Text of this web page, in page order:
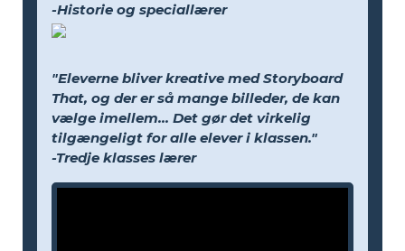
-Historie og speciallærer
"Eleverne bliver kreative med Storyboard
That, og der er så mange billeder, de kan
vælge imellem... Det gør det virkelig
tilgængeligt for alle elever i klassen."
-Tredje klasses lærer